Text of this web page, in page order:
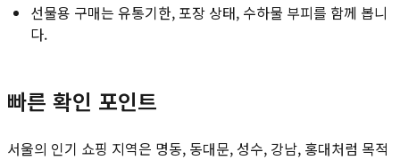
선물용 구매는 유통기한, 포장 상태, 수하물 부피를 함께 봅니
다.
빠른 확인 포인트
서울의 인기 쇼핑 지역은 명동, 동대문, 성수, 강남, 홍대처럼 목적